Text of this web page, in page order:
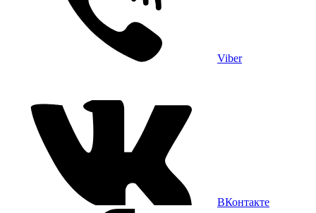
Viber
ВКонтакте